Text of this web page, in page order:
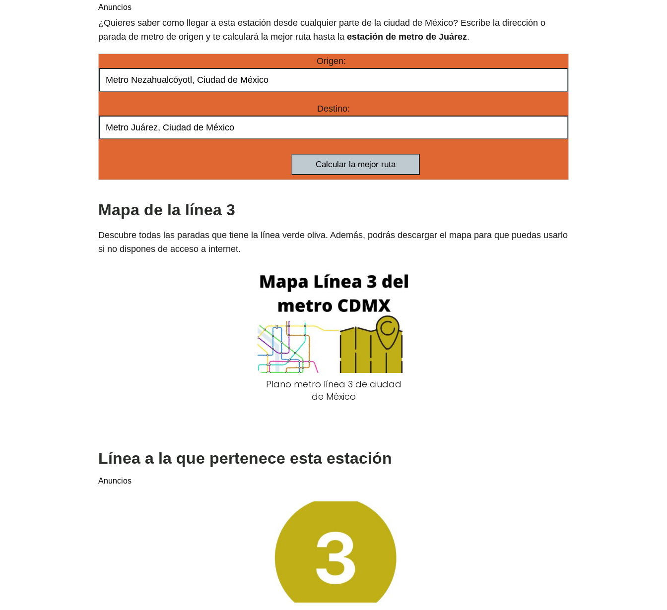
Anuncios
¿Quieres saber como llegar a esta estación desde cualquier parte de la ciudad de México? Escribe la dirección o
parada de metro de origen y te calculará la mejor ruta hasta la estación de metro de Juárez.
Origen:
Destino:
Mapa de la línea 3
Descubre todas las paradas que tiene la línea verde oliva. Además, podrás descargar el mapa para que puedas usarlo
si no dispones de acceso a internet.
Plano metro línea 3 de ciudad
de México
Línea a la que pertenece esta estación
Anuncios